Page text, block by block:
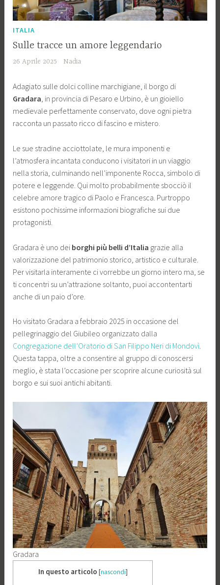
ITALIA
Sulle tracce un amore leggendario
26 Aprile 2025 Nadia
Adagiato sulle dolci colline marchigiane, il borgo di
Gradara, in provincia di Pesaro e Urbino, è un gioiello
medievale perfettamente conservato, dove ogni pietra
racconta un passato ricco di fascino e mistero.
Le sue stradine acciottolate, le mura imponenti e
l’atmosfera incantata conducono i visitatori in un viaggio
nella storia, culminando nell’imponente Rocca, simbolo di
potere e leggende. Qui molto probabilmente sbocciò il
celebre amore tragico di Paolo e Francesca. Purtroppo
esistono pochissime informazioni biografiche sui due
protagonisti.
Gradara è uno dei borghi più belli d’Italia grazie alla
valorizzazione del patrimonio storico, artistico e culturale.
Per visitarla interamente ci vorrebbe un giorno intero ma, se
ti concentri su un’attrazione soltanto, puoi accontentarti
anche di un paio d’ore.
Ho visitato Gradara a febbraio 2025 in occasione del
pellegrinaggio del Giubileo organizzato dalla
Congregazione dell’Oratorio di San Filippo Neri di Mondovì.
Questa tappa, oltre a consentire al gruppo di conoscersi
meglio, è stata l’occasione per scoprire alcune curiosità sul
borgo e sui suoi antichi abitanti.
Gradara
In questo articolo [nascondi]